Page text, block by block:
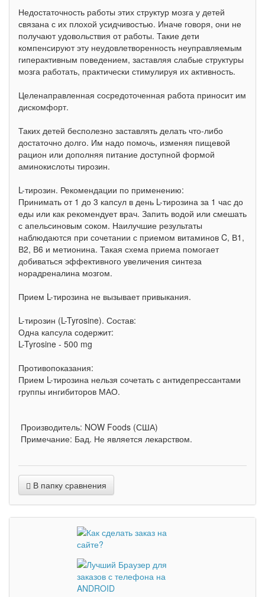
Недостаточность работы этих структур мозга у детей
связана с их плохой усидчивостью. Иначе говоря, они не
получают удовольствия от работы. Такие дети
компенсируют эту неудовлетворенность неуправляемым
гиперактивным поведением, заставляя слабые структуры
мозга работать, практически стимулируя их активность.
Целенаправленная сосредоточенная работа приносит им
дискомфорт.
Таких детей бесполезно заставлять делать что-либо
достаточно долго. Им надо помочь, изменяя пищевой
рацион или дополняя питание доступной формой
аминокислоты тирозин.
L-тирозин. Рекомендации по применению:
Принимать от 1 до 3 капсул в день L-тирозина за 1 час до
еды или как рекомендует врач. Запить водой или смешать
с апельсиновым соком. Наилучшие результаты
наблюдаются при сочетании с приемом витаминов C, В1,
В2, В6 и метионина. Такая схема приема помогает
добиваться эффективного увеличения синтеза
норадреналина мозгом.
Прием L-тирозина не вызывает привыкания.
L-тирозин (L-Tyrosine). Состав:
Одна капсула содержит:
L-Tyrosine - 500 mg
Противопоказания:
Прием L-тирозина нельзя сочетать с антидепрессантами
группы ингибиторов МАО.
Производитель: NOW Foods (США)
Примечание: Бад. Не является лекарством.
В папку сравнения